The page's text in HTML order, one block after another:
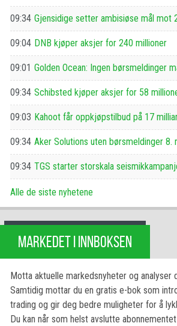
09:34 Gjensidige setter ambisiøse mål mot
09:04 DNB kjøper aksjer for 240 millioner
09:01 Golden Ocean: Ingen børsmeldinger
09:34 Schibsted kjøper aksjer for 58
09:03 Kahoot får oppkjøpstilbud på 17
09:34 Aker Solutions uten børsmeldinger 8.
09:34 TGS starter storskala
Alle de siste nyhetene
MARKEDET I INNBOKSEN
Motta aktuelle markedsnyheter og analyser
Samtidig mottar du en gratis e-bok som
trading og gir deg bedre muligheter for å
Du kan når som helst avslutte